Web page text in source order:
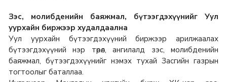
Зэс, молибденийн баяжмал, бүтээгдэхүүнийг Уул
уурхайн биржээр худалдаална
Уул уурхайн бүтээгдэхүүний биржээр арилжаалах
бүтээгдэхүүний нэр төрөл, ангилалд зэс, молибденийн
баяжмал, бүтээгдэхүүнийг нэмэх тухай Засгийн газрын
тогтоолыг баталлаа.